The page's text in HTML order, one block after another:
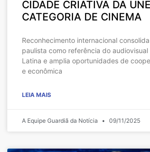
CIDADE CRIATIVA DA
CATEGORIA DE CINEMA
Reconhecimento internacional
paulista como referência do audiovisual
Latina e amplia oportunidades de
e econômica
LEIA MAIS
A Equipe Guardiã da Notícia 09/11/2025